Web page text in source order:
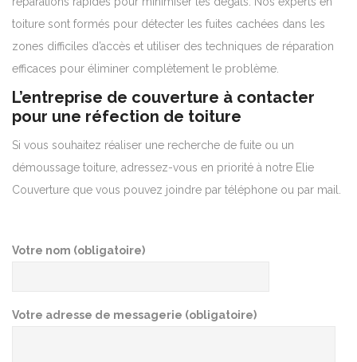
toiture sont formés pour détecter les fuites cachées dans les
zones difficiles d’accès et utiliser des techniques de réparation
efficaces pour éliminer complètement le problème.
L’entreprise de couverture à contacter
pour une réfection de toiture
Si vous souhaitez réaliser une recherche de fuite ou un
démoussage toiture, adressez-vous en priorité à notre Elie
Couverture que vous pouvez joindre par téléphone ou par mail.
Votre nom (obligatoire)
Votre adresse de messagerie (obligatoire)